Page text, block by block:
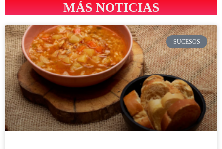
MÁS NOTICIAS
SUCESOS